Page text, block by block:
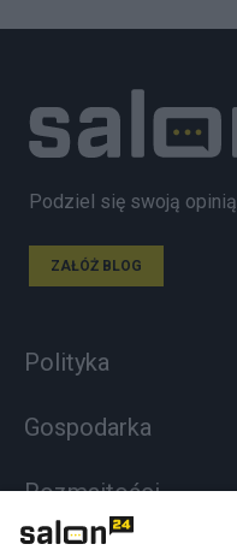
Podziel się swoją opinią
ZAŁÓŻ BLOG
Polityka
Gospodarka
Rozmaitości